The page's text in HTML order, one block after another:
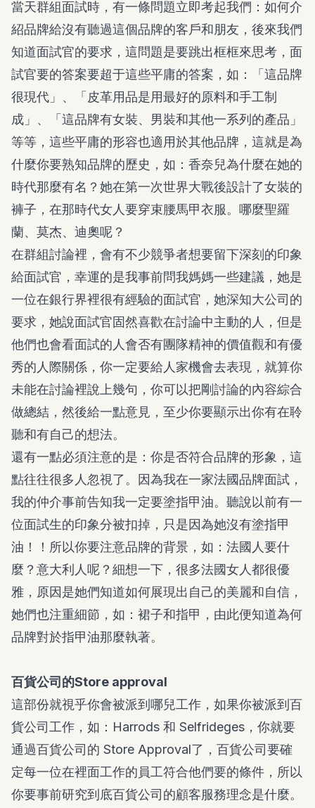
當天群組面試時，有一條問題立即考起我們：如何介
紹品牌給沒有聽過這個品牌的客戶和朋友，後來我們
知道面試官的要求，這問題是要跳出框框來思考，面
試官要的答案要超于這些平庸的答案，如：「這品牌
很現代」、「皮革用品是用最好的原料和手工制
成」、「這品牌有女裝、男裝和其他一系列的產品」
等等，這些平庸的形容也適用於其他品牌，這就是為
什麼你要熟知品牌的歷史，如：香奈兒為什麼在她的
時代那麼有名？她在第一次世界大戰後設計了女裝的
褲子，在那時代女人要穿束腰馬甲衣服。哪麼聖羅
蘭、莫杰、迪奧呢？
在群組討論裡，會有不少競爭者想要留下深刻的印象
給面試官，幸運的是我事前問我媽媽一些建議，她是
一位在銀行界裡很有經驗的面試官，她深知大公司的
要求，她說面試官固然喜歡在討論中主動的人，但是
他們也會看面試的人會否有團隊精神的價值觀和有優
秀的人際關係，你一定要給人家機會去表現，就算你
未能在討論裡說上幾句，你可以把剛討論的內容綜合
做總結，然後給一點意見，至少你要顯示出你有在聆
聽和有自己的想法。
還有一點必須注意的是：你是否符合品牌的形象，這
點往往很多人忽視了。因為我在一家法國品牌面試，
我的仲介事前告知我一定要塗指甲油。聽說以前有一
位面試生的印象分被扣掉，只是因為她沒有塗指甲
油！！所以你要注意品牌的背景，如：法國人要什
麼？意大利人呢？細想一下，很多法國女人都很優
雅，原因是她們知道如何展現出自己的美麗和自信，
她們也注重細節，如：裙子和指甲，由此便知道為何
品牌對於指甲油那麼執著。
百貨公司的Store approval
這部份就視乎你會被派到哪兒工作，如果你被派到百
貨公司工作，如：Harrods 和 Selfrideges，你就要
通過百貨公司的 Store Approval了，百貨公司要確
定每一位在裡面工作的員工符合他們要的條件，所以
你要事前研究到底百貨公司的顧客服務理念是什麼。